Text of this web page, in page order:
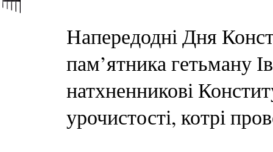
Напередодні Дня
пам’ятника гетьману
натхненникові
урочистості, котрі